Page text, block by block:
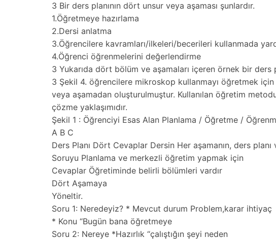
3 Bir ders planının dört unsur veya aşaması şunlardır.
1.Öğretmeye hazırlama
2.Dersi anlatma
3.Öğrencilere kavramları/ilkeleri/becerileri kullanmada
4.Öğrenci öğrenmelerini değerlendirme
3 Yukarıda dört bölüm ve aşamaları içeren örnek bir ders
3 Şekil 4. öğrencilere mikroskop kullanmayı öğretmek
veya aşamadan oluşturulmuştur. Kullanılan öğretim
çözme yaklaşımıdır.
Şekil 1 : Öğrenciyi Esas Alan Planlama / Öğretme /
A B C
Ders Planı Dört Cevaplar Dersin Her aşamanın, ders planı
Soruyu Planlama ve merkezli öğretim yapmak için
Cevaplar Öğretiminde belirli bölümleri vardır
Dört Aşamaya
Yöneltir.
Soru 1: Neredeyiz? * Mevcut durum Problem,karar ihtiyaç
* Konu “Bugün bana öğretmeye
Soru 2: Nereye *Hazırlık “çalıştığın şeyi neden